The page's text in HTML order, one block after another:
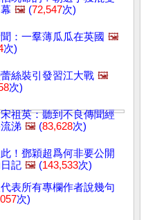
🖼️ (72,547次)
：一羣薄瓜瓜在英國 🖼️
次)
絲裝引發習江大戰 🖼️
次)
祖英：聽到不良傳聞經
涕 🖼️ (83,628次)
！鄧穎超爲何非要公開
記 🖼️ (143,533次)
表所有專欄作者說幾句
次)